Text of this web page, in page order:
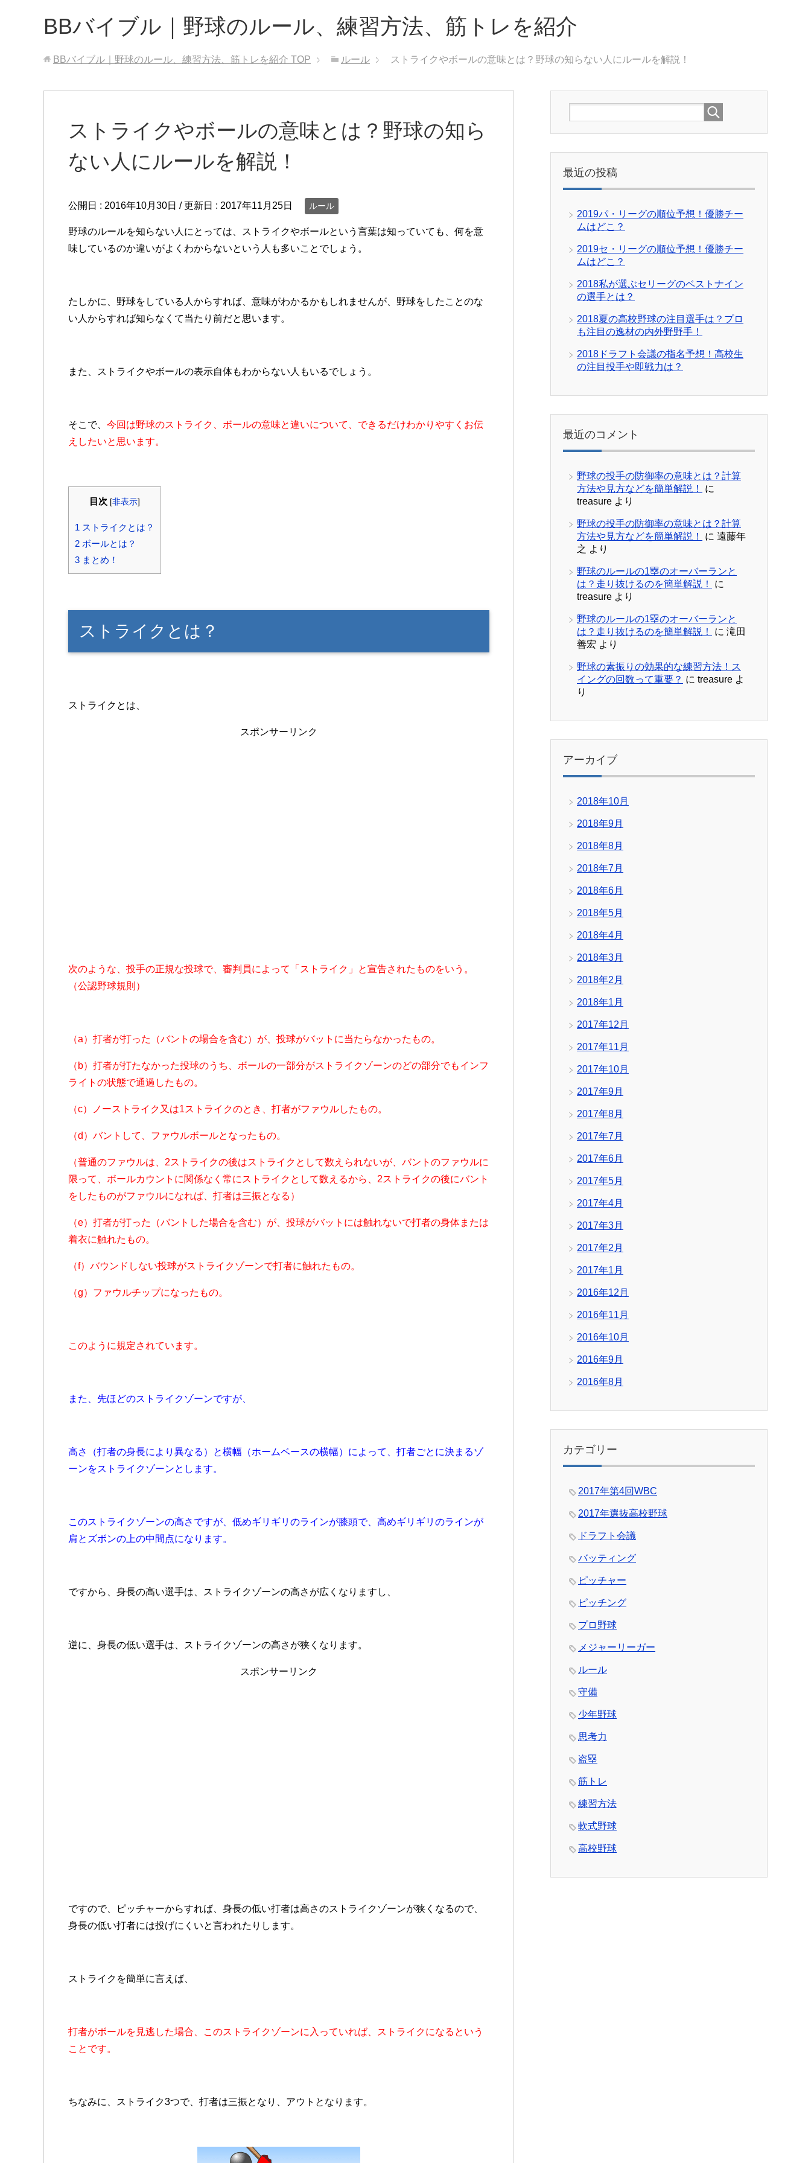
BBバイブル｜野球のルール、練習方法、筋トレを紹介
BBバイブル｜野球のルール、練習方法、筋トレを紹介 TOP ルール ストライクやボールの意味とは？野球の知らない人にルールを解説！
ストライクやボールの意味とは？野球の知ら
ない人にルールを解説！
公開日 : 2016年10月30日 / 更新日 : 2017年11月25日 ルール
野球のルールを知らない人にとっては、ストライクやボールという言葉は知っていても、何を意
味しているのか違いがよくわからないという人も多いことでしょう。
たしかに、野球をしている人からすれば、意味がわかるかもしれませんが、野球をしたことのな
い人からすれば知らなくて当たり前だと思います。
また、ストライクやボールの表示自体もわからない人もいるでしょう。
そこで、 今回は野球のストライク、ボールの意味と違いについて、できるだけわかりやすくお伝
えしたいと思います。
目次 [非表示]
1 ストライクとは？
2 ボールとは？
3 まとめ！
ストライクとは？
ストライクとは、
スポンサーリンク
次のような、投手の正規な投球で、審判員によって「ストライク」と宣告されたものをいう。
（公認野球規則）
（a）打者が打った（バントの場合を含む）が、投球がバットに当たらなかったもの。
（b）打者が打たなかった投球のうち、ボールの一部分がストライクゾーンのどの部分でもインフ
ライトの状態で通過したもの。
（c）ノーストライク又は1ストライクのとき、打者がファウルしたもの。
（d）バントして、ファウルボールとなったもの。
（普通のファウルは、2ストライクの後はストライクとして数えられないが、バントのファウルに
限って、ボールカウントに関係なく常にストライクとして数えるから、2ストライクの後にバント
をしたものがファウルになれば、打者は三振となる）
（e）打者が打った（バントした場合を含む）が、投球がバットには触れないで打者の身体または
着衣に触れたもの。
（f）バウンドしない投球がストライクゾーンで打者に触れたもの。
（g）ファウルチップになったもの。
このように規定されています。
また、先ほどのストライクゾーンですが、
高さ（打者の身長により異なる）と横幅（ホームベースの横幅）によって、打者ごとに決まるゾ
ーンをストライクゾーンとします。
このストライクゾーンの高さですが、低めギリギリのラインが膝頭で、高めギリギリのラインが
肩とズボンの上の中間点になります。
ですから、身長の高い選手は、ストライクゾーンの高さが広くなりますし、
逆に、身長の低い選手は、ストライクゾーンの高さが狭くなります。
スポンサーリンク
ですので、ピッチャーからすれば、身長の低い打者は高さのストライクゾーンが狭くなるので、
身長の低い打者には投げにくいと言われたりします。
ストライクを簡単に言えば、
打者がボールを見逃した場合、このストライクゾーンに入っていれば、ストライクになるという
ことです。
ちなみに、ストライク3つで、打者は三振となり、アウトとなります。
最近の投稿
2019パ・リーグの順位予想！優勝チー
ムはどこ？
2019セ・リーグの順位予想！優勝チー
ムはどこ？
2018私が選ぶセリーグのベストナイン
の選手とは？
2018夏の高校野球の注目選手は？プロ
も注目の逸材の内外野野手！
2018ドラフト会議の指名予想！高校生
の注目投手や即戦力は？
最近のコメント
野球の投手の防御率の意味とは？計算
方法や見方などを簡単解説！
に
treasure より
野球の投手の防御率の意味とは？計算
方法や見方などを簡単解説！
に 遠藤年
之 より
野球のルールの1塁のオーバーランと
は？走り抜けるのを簡単解説！
に
treasure より
野球のルールの1塁のオーバーランと
は？走り抜けるのを簡単解説！
に 滝田
善宏 より
野球の素振りの効果的な練習方法！ス
イングの回数って重要？ に treasure よ
り
アーカイブ
2018年10月
2018年9月
2018年8月
2018年7月
2018年6月
2018年5月
2018年4月
2018年3月
2018年2月
2018年1月
2017年12月
2017年11月
2017年10月
2017年9月
2017年8月
2017年7月
2017年6月
2017年5月
2017年4月
2017年3月
2017年2月
2017年1月
2016年12月
2016年11月
2016年10月
2016年9月
2016年8月
カテゴリー
2017年第4回WBC
2017年選抜高校野球
ドラフト会議
バッティング
ピッチャー
ピッチング
プロ野球
メジャーリーガー
ルール
守備
少年野球
思考力
盗塁
筋トレ
練習方法
軟式野球
高校野球